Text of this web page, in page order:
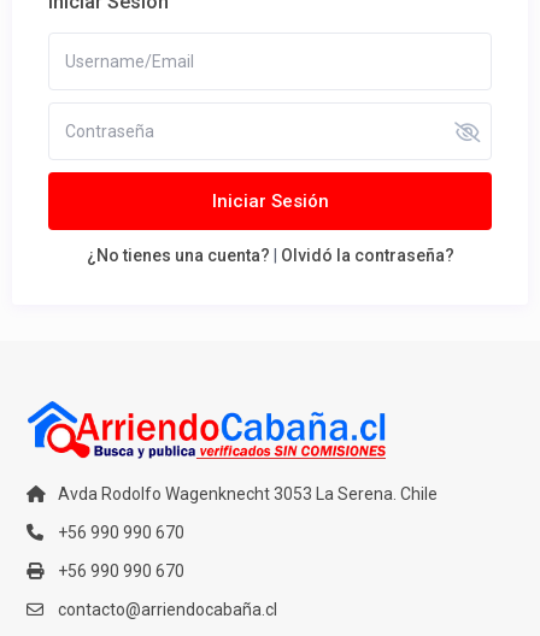
Iniciar Sesión
¿No tienes una cuenta? Olvidó la contraseña?
Avda Rodolfo Wagenknecht 3053 La Serena. Chile
+56 990 990 670
+56 990 990 670
contacto@arriendocabaña.cl